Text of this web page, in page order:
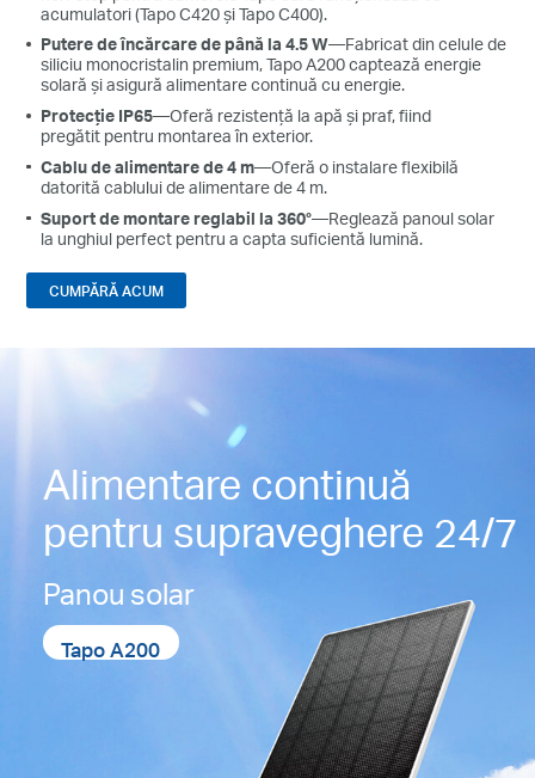
acumulatori (Tapo C420 și Tapo C400).
Putere de încărcare de până la 4.5 W—Fabricat din celule de
siliciu monocristalin premium, Tapo A200 captează energie
solară și asigură alimentare continuă cu energie.
Protecție IP65—Oferă rezistență la apă și praf, fiind
pregătit pentru montarea în exterior.
Cablu de alimentare de 4 m—Oferă o instalare flexibilă
datorită cablului de alimentare de 4 m.
Suport de montare reglabil la 360°—Reglează panoul solar
la unghiul perfect pentru a capta suficientă lumină.
CUMPĂRĂ ACUM
Alimentare continuă
pentru supraveghere 24/7
Panou solar
Tapo A200